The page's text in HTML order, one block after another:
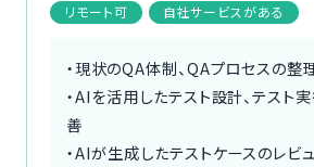
リモート可 自社サービスがある
・現状のQA体制、QAプロセスの整
・AIを活用したテスト設計、テスト
善
・AIが生成したテストケースのレビ